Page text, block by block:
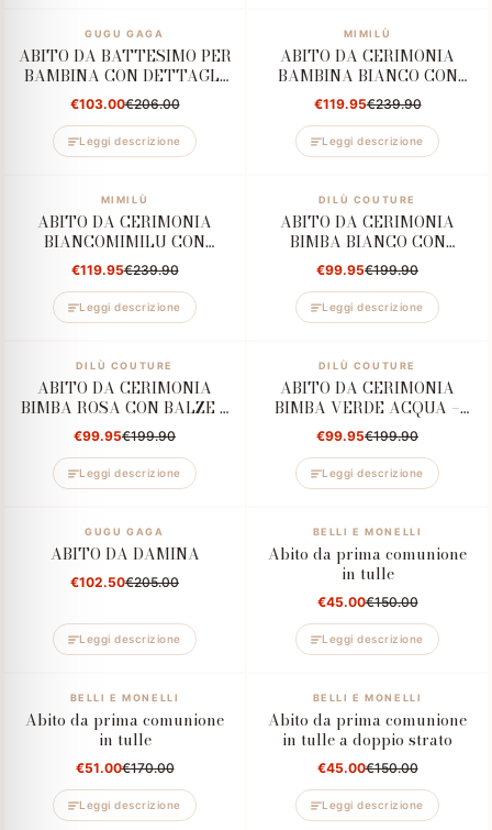
GUGU GAGA
ABITO DA BATTESIMO PER
BAMBINA CON DETTAGLI
FLOREALI E CINTURA
VERDE PASTELLO
€103.00€206.00
Leggi descrizione
MIMILÙ
ABITO DA CERIMONIA
BAMBINA BIANCO CON
CINTURA FLOREALE E
FIOCCO AZZURRO
€119.95€239.90
Leggi descrizione
MIMILÙ
ABITO DA CERIMONIA
BIANCOMIMILU CON
GONNA AMPIA E CINTURA
FLOREALE
€119.95€239.90
Leggi descrizione
DILÙ COUTURE
ABITO DA CERIMONIA
BIMBA BIANCO CON
FIOCCO E APPLICAZIONE
FLOREALE REMOVIBILE
€99.95€199.90
Leggi descrizione
DILÙ COUTURE
ABITO DA CERIMONIA
BIMBA ROSA CON BALZE –
ELEGANZA E
RAFFINATEZZA PER
OCCASIONI SPECIALI
€99.95€199.90
Leggi descrizione
DILÙ COUTURE
ABITO DA CERIMONIA
BIMBA VERDE ACQUA –
ELEGANZA E
RAFFINATEZZA PER
OCCASIONI SPECIALI
€99.95€199.90
Leggi descrizione
GUGU GAGA
ABITO DA DAMINA
€102.50€205.00
Leggi descrizione
BELLI E MONELLI
Abito da prima comunione
in tulle
€45.00€150.00
Leggi descrizione
BELLI E MONELLI
Abito da prima comunione
in tulle
€51.00€170.00
Leggi descrizione
BELLI E MONELLI
Abito da prima comunione
in tulle a doppio strato
€45.00€150.00
Leggi descrizione